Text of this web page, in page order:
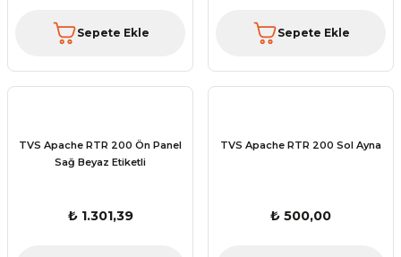
Sepete Ekle Sepete Ekle
TVS Apache RTR 200 Ön Panel
Sağ Beyaz Etiketli
₺ 1.301,39
TVS Apache RTR 200 Sol Ayna
₺ 500,00